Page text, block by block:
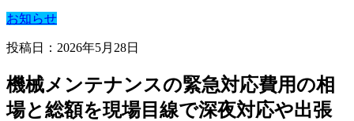
お知らせ
投稿日：2026年5月28日
機械メンテナンスの緊急対応費用の相
場と総額を現場目線で深夜対応や出張